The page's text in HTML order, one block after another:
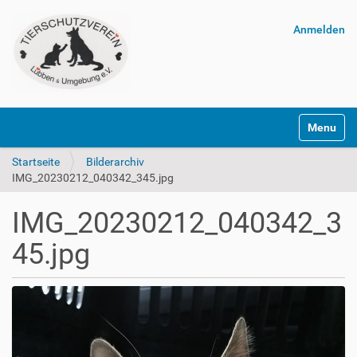
Anmelden
Startseite
Bilderarchiv
IMG_20230212_040342_345.jpg
IMG_20230212_040342_3
45.jpg